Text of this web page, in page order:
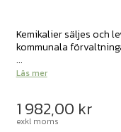
Kemikalier säljes och
kommunala
...
Läs mer
1 982,00 kr
exkl moms